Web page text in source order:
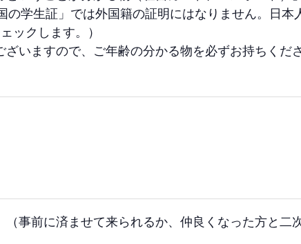
の学生証」では外国籍の証明にはなりません。日
ックします。）
いますので、ご年齢の分かる物を必ずお持ちくだ
事前に済ませて来られるか、仲良くなった方と二